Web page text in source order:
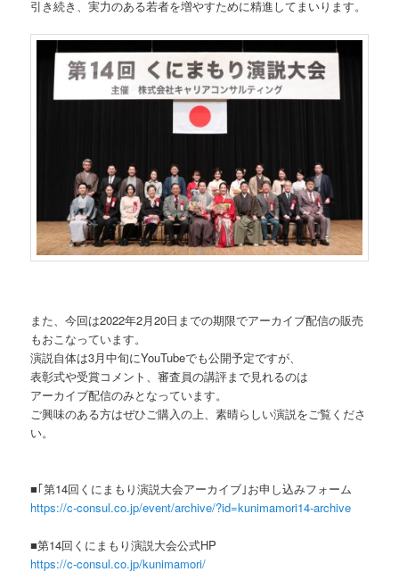
引き続き、実力のある若者を増やすために精進してまいります。
また、今回は2022年2月20日までの期限でアーカイブ配信の販売
もおこなっています。
演説自体は3月中旬にYouTubeでも公開予定ですが、
表彰式や受賞コメント、審査員の講評まで見れるのは
アーカイブ配信のみとなっています。
ご興味のある方はぜひご購入の上、素晴らしい演説をご覧くださ
い。
■｢第14回くにまもり演説大会アーカイブ｣お申し込みフォーム
https://c-consul.co.jp/event/archive/?id=kunimamori14-archive
■第14回くにまもり演説大会公式HP
https://c-consul.co.jp/kunimamori/